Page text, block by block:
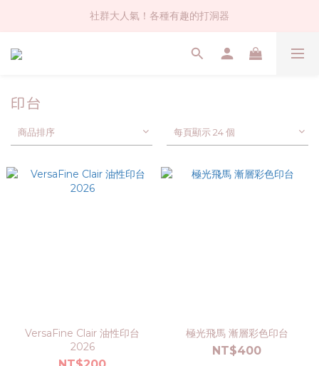
社群大人氣！各種有趣的打洞器
社群大人氣！各種有趣的打洞器
超值$59人氣日本製貼紙！還不買爆
印台
商品排序 每頁顯示 24 個
VersaFine Clair 油性印台
2026
極光飛馬 漸層彩色印台
NT$400